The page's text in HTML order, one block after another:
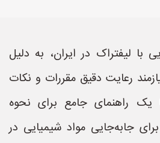
با لیفتراک در ایران، به دلیل
رعایت دقیق مقررات و نکات
یک راهنمای جامع برای نحوه
جابه‌جایی مواد شیمیایی در